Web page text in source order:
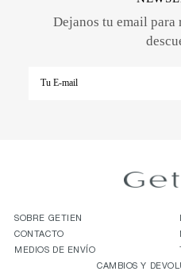
Dejanos tu email
SOBRE GETIEN
CONTACTO
MEDIOS DE ENVÍO
CAMBIOS Y